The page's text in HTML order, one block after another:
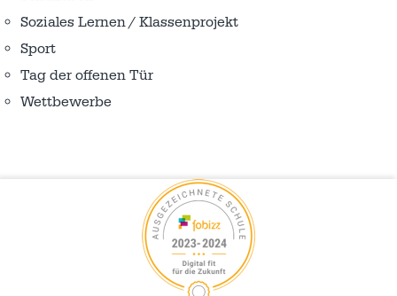
Soziales Lernen / Klassenprojekt
Sport
Tag der offenen Tür
Wettbewerbe